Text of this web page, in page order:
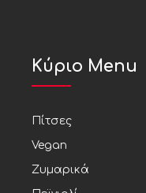
Κύριο Menu
Πίτσες
Vegan
Ζυμαρικά